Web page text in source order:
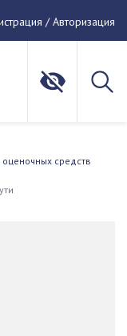
/ Авторизация
средств